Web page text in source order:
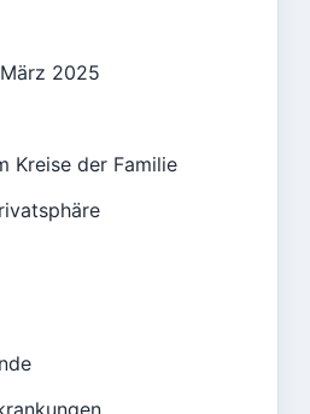
2025
Kreise der Familie